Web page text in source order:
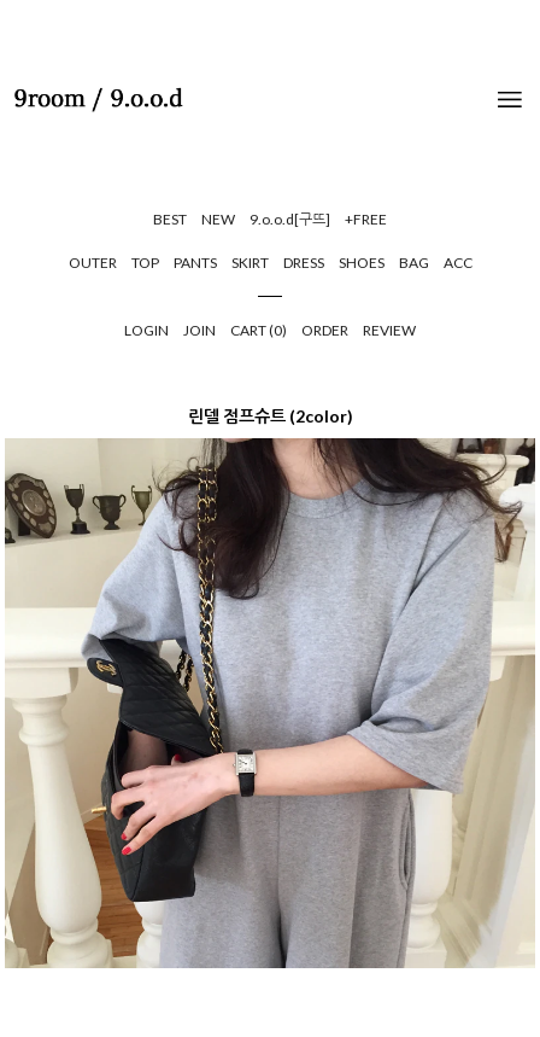
BEST NEW 9.o.o.d[구뜨] +FREE
OUTER TOP PANTS SKIRT DRESS SHOES BAG ACC
LOGIN JOIN CART (0) ORDER REVIEW
린델 점프슈트 (2color)